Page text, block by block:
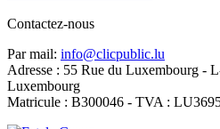
Contactez-nous
Par mail: info@clicpublic.lu
Adresse : 55 Rue du Luxembourg -
Luxembourg
Matricule : B300046 - TVA :